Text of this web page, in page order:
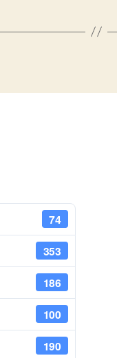
74
353
186
100
190